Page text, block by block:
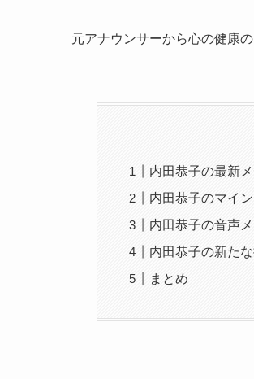
元アナウンサーから心の健康
内田恭子の最新
内田恭子のマイ
内田恭子の音声
内田恭子の新た
まとめ